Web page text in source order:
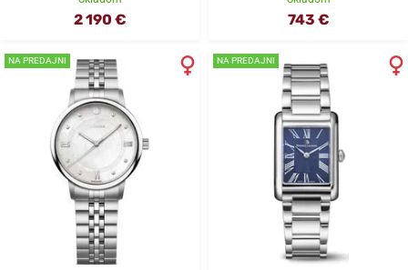
2 190 € 743 €
NA PREDAJNI NA PREDAJNI